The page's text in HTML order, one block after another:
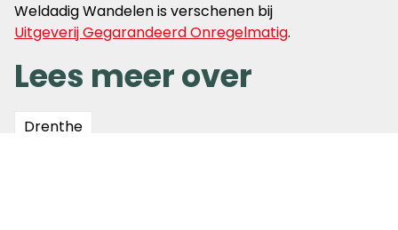
Weldadig Wandelen is verschenen bij
Uitgeverij Gegarandeerd Onregelmatig.
Lees meer over
Drenthe